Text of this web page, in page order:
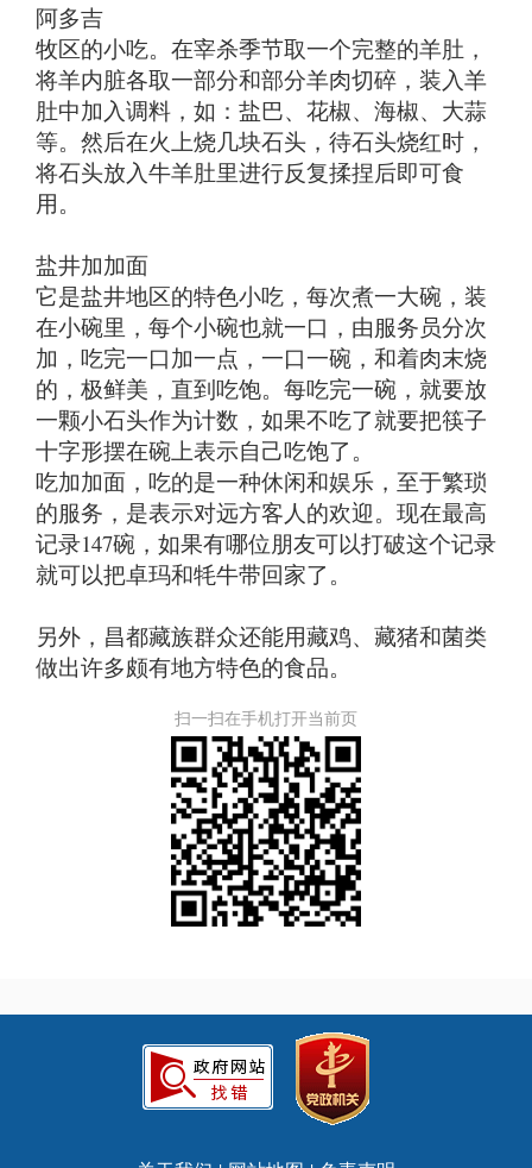
阿多吉
牧区的小吃。在宰杀季节取一个完整的羊肚，
将羊内脏各取一部分和部分羊肉切碎，装入羊
肚中加入调料，如：盐巴、花椒、海椒、大蒜
等。然后在火上烧几块石头，待石头烧红时，
将石头放入牛羊肚里进行反复揉捏后即可食
用。
盐井加加面
它是盐井地区的特色小吃，每次煮一大碗，装
在小碗里，每个小碗也就一口，由服务员分次
加，吃完一口加一点，一口一碗，和着肉末烧
的，极鲜美，直到吃饱。每吃完一碗，就要放
一颗小石头作为计数，如果不吃了就要把筷子
十字形摆在碗上表示自己吃饱了。
吃加加面，吃的是一种休闲和娱乐，至于繁琐
的服务，是表示对远方客人的欢迎。现在最高
记录147碗，如果有哪位朋友可以打破这个记录
就可以把卓玛和牦牛带回家了。
另外，昌都藏族群众还能用藏鸡、藏猪和菌类
做出许多颇有地方特色的食品。
扫一扫在手机打开当前页